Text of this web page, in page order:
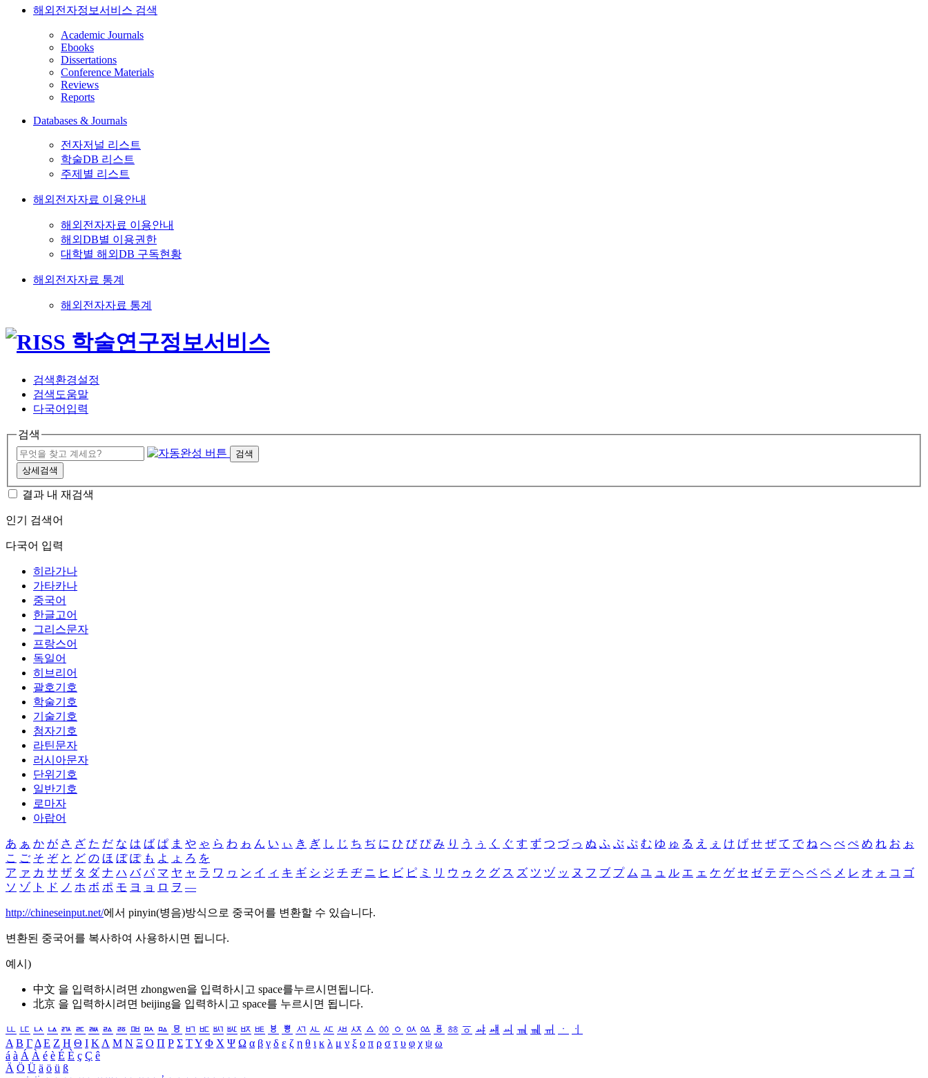
해외전자정보서비스 검색
Academic Journals
Ebooks
Dissertations
Conference Materials
Reviews
Reports
Databases & Journals
전자저널 리스트
학술DB 리스트
주제별 리스트
해외전자자료 이용안내
해외전자자료 이용안내
해외DB별 이용권한
대학별 해외DB 구독현황
해외전자자료 통계
해외전자자료 통계
검색환경설정
검색도움말
다국어입력
검색
검색
상세검색
결과 내 재검색
인기 검색어
다국어 입력
히라가나
가타카나
중국어
한글고어
그리스문자
프랑스어
독일어
히브리어
괄호기호
학술기호
기술기호
첨자기호
라틴문자
러시아문자
단위기호
일반기호
로마자
아랍어
あ ぁ か が さ ざ た だ な は ば ぱ ま や ゃ ら わ ゎ ん い ぃ き ぎ し じ ち ぢ に ひ び ぴ み り う ぅ く ぐ す ず つ づ っ ぬ ふ ぶ ぷ む ゆ ゅ る え ぇ け げ せ ぜ て で ね へ べ ぺ め れ お ぉ
こ ご そ ぞ と ど の ほ ぼ ぽ も よ ょ ろ を
ア ァ カ サ ザ タ ダ ナ ハ バ パ マ ヤ ャ ラ ワ ヮ ン イ ィ キ ギ シ ジ チ ヂ ニ ヒ ビ ピ ミ リ ウ ゥ ク グ ス ズ ツ ヅ ッ ヌ フ ブ プ ム ユ ュ ル エ ェ ケ ゲ セ ゼ テ デ ヘ ベ ペ メ レ オ ォ コ ゴ
ソ ゾ ト ド ノ ホ ボ ポ モ ヨ ョ ロ ヲ ―
http://chineseinput.net/에서 pinyin(병음)방식으로 중국어를 변환할 수 있습니다.
변환된 중국어를 복사하여 사용하시면 됩니다.
예시)
中文 을 입력하시려면 zhongwen을 입력하시고 space를누르시면됩니다.
北京 을 입력하시려면 beijing을 입력하시고 space를 누르시면 됩니다.
ㅥ ㅦ ㅧ ㅨ ㅩ ㅪ ㅫ ㅬ ㅭ ㅮ ㅯ ㅰ ㅱ ㅲ ㅳ ㅴ ㅵ ㅶ ㅷ ㅸ ㅹ ㅺ ㅻ ㅼ ㅽ ㅾ ㅿ ㆀ ㆁ ㆂ ㆃ ㆄ ㆅ ㆆ ㆇ ㆈ ㆉ ㆊ ㆋ ㆌ ㆍ
ㆎ
Α Β ΓΔ Ε Ζ Η Θ Ι ΚΛ Μ Ν Ξ Ο Π Ρ Σ ΤΥ Φ Χ Ψ Ω α β γ δ ε ζ η θ ι κ λ μ ν ξ ο π ρ σ τ υ φ χ ψ ω
á à Á À é è É È ç Ç ê
Ä Ö Ü ä ö ü ß